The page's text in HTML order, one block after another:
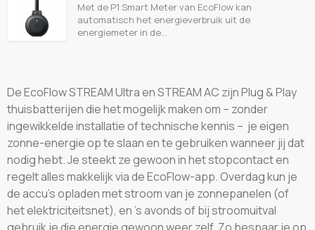
Met de P1 Smart Meter van EcoFlow kan
automatisch het energieverbruik uit de
energiemeter in de…
De EcoFlow STREAM Ultra en STREAM AC zijn Plug & Play
thuisbatterijen die het mogelijk maken om – zonder
ingewikkelde installatie of technische kennis – je eigen
zonne-energie op te slaan en te gebruiken wanneer jij dat
nodig hebt. Je steekt ze gewoon in het stopcontact en
regelt alles makkelijk via de EcoFlow-app. Overdag kun je
de accu's opladen met stroom van je zonnepanelen (of
het elektriciteitsnet), en 's avonds of bij stroomuitval